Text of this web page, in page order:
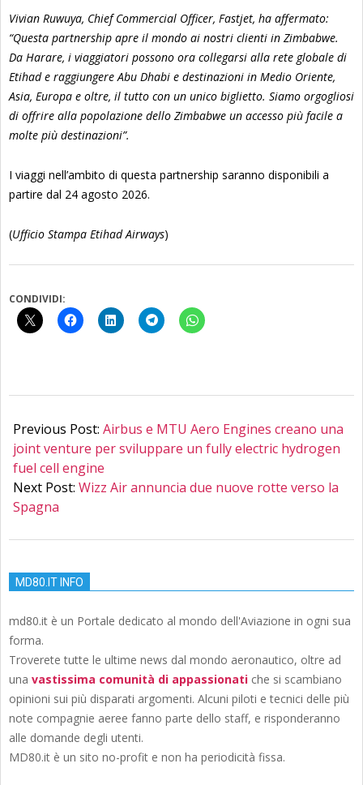
Vivian Ruwuya, Chief Commercial Officer, Fastjet, ha affermato:
“Questa partnership apre il mondo ai nostri clienti in Zimbabwe.
Da Harare, i viaggiatori possono ora collegarsi alla rete globale di
Etihad e raggiungere Abu Dhabi e destinazioni in Medio Oriente,
Asia, Europa e oltre, il tutto con un unico biglietto. Siamo orgogliosi
di offrire alla popolazione dello Zimbabwe un accesso più facile a
molte più destinazioni”.
I viaggi nell’ambito di questa partnership saranno disponibili a
partire dal 24 agosto 2026.
(Ufficio Stampa Etihad Airways)
CONDIVIDI:
07-
08
Previous Post: Airbus e MTU Aero Engines creano una
joint venture per sviluppare un fully electric hydrogen
fuel cell engine
Next Post: Wizz Air annuncia due nuove rotte verso la
Spagna
MD80.IT INFO
md80.it è un Portale dedicato al mondo dell'Aviazione in ogni sua
forma.
Troverete tutte le ultime news dal mondo aeronautico, oltre ad
una vastissima comunità di appassionati che si scambiano
opinioni sui più disparati argomenti. Alcuni piloti e tecnici delle più
note compagnie aeree fanno parte dello staff, e risponderanno
alle domande degli utenti.
MD80.it è un sito no-profit e non ha periodicità fissa.